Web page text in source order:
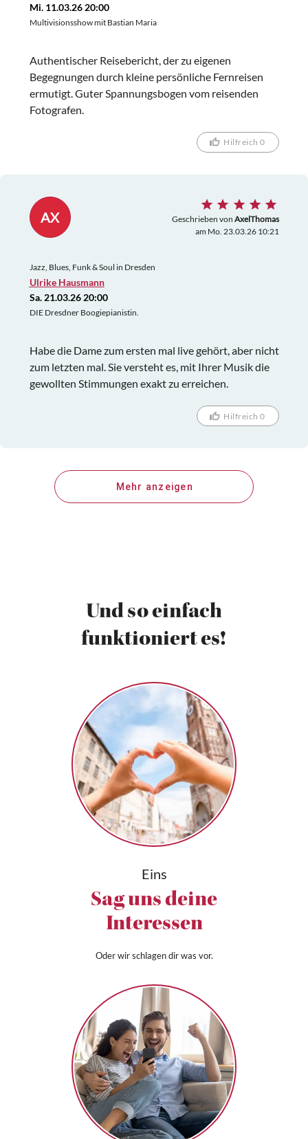
Mi. 11.03.26 20:00
Multivisionsshow mit Bastian Maria
Authentischer Reisebericht, der zu eigenen
Begegnungen durch kleine persönliche Fernreisen
ermutigt. Guter Spannungsbogen vom reisenden
Fotografen.
Hilfreich 0
AX Geschrieben von AxelThomas
am Mo. 23.03.26 10:21
Jazz, Blues, Funk & Soul in Dresden
Ulrike Hausmann
Sa. 21.03.26 20:00
DIE Dresdner Boogiepianistin.
Habe die Dame zum ersten mal live gehört, aber nicht
zum letzten mal. Sie versteht es, mit Ihrer Musik die
gewollten Stimmungen exakt zu erreichen.
Hilfreich 0
Mehr anzeigen
Und so einfach
funktioniert es!
Eins
Sag uns deine
Interessen
Oder wir schlagen dir was vor.